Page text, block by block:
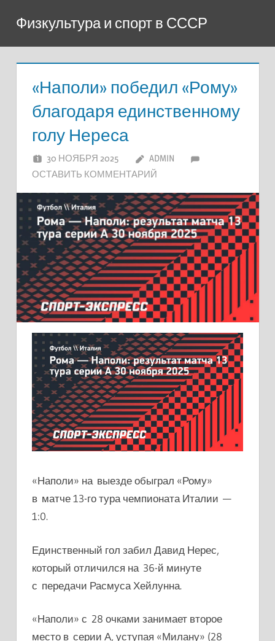
содержимому
Физкультура и спорт в СССР
«Наполи» победил «Рому»
благодаря единственному
голу Нереса
30 НОЯБРЯ 2025
ADMIN
ОСТАВИТЬ КОММЕНТАРИЙ
«Наполи» на выезде обыграл «Рому»
в матче 13-го тура чемпионата Италии —
1:0.
Единственный гол забил Давид Нерес,
который отличился на 36-й минуте
с передачи Расмуса Хейлунна.
«Наполи» с 28 очками занимает второе
место в серии А, уступая «Милану» (28